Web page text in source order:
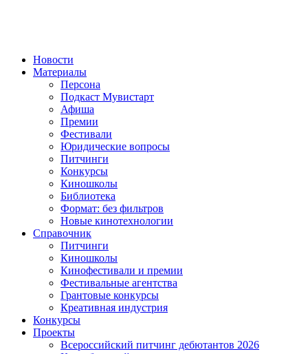
Новости
Материалы
Персона
Подкаст Мувистарт
Афиша
Премии
Фестивали
Юридические вопросы
Питчинги
Конкурсы
Киношколы
Библиотека
Формат: без фильтров
Новые кинотехнологии
Справочник
Питчинги
Киношколы
Кинофестивали и премии
Фестивальные агентства
Грантовые конкурсы
Креативная индустрия
Конкурсы
Проекты
Всероссийский питчинг дебютантов 2026